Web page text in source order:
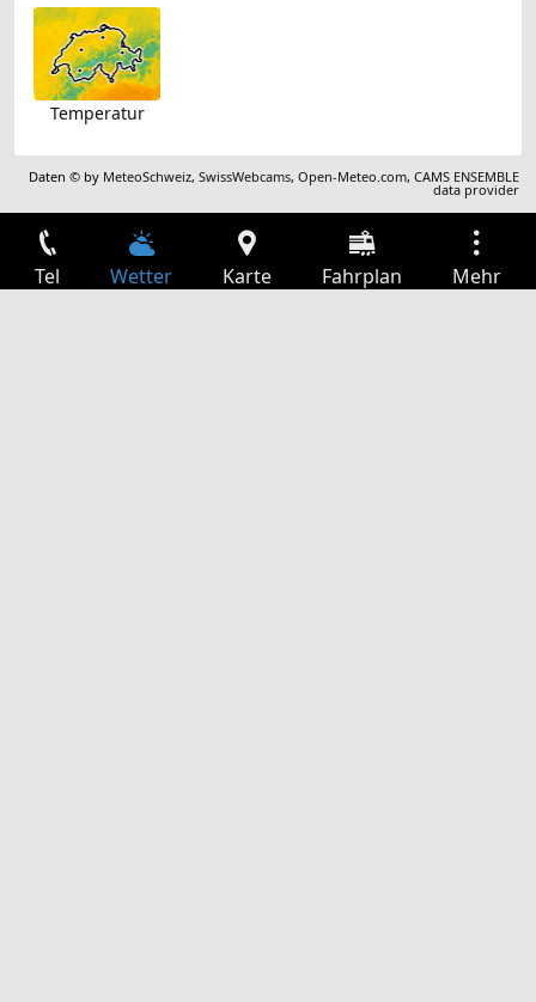
Temperatur
Daten © by MeteoSchweiz,SwissWebcams,Open-Meteo.com,CAMS ENSEMBLE
data provider
Tel Wetter Karte Fahrplan Mehr